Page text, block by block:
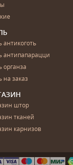
антикоготь
антипапарацци
органза
на заказ
штор
тканей
карнизов